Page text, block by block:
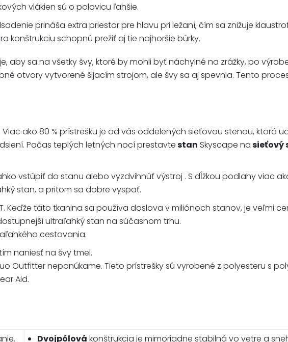
vlákien sú o polovicu ľahšie.
prináša extra priestor pre hlavu pri ležaní, čím sa znižuje
schopnú prežiť aj tie najhoršie búrky.
aby sa na všetky švy, ktoré by mohli byť náchylné na zrážky, po
otvory vytvorené šijacím strojom, ale švy sa aj spevnia. Tento
Viac ako 80 % prístrešku je od vás oddelených sieťovou stenou, ktorá
Počas teplých letných nocí prestavtestan Skyscape nasieťový
vstúpiť do stanu alebo vyzdvihnúť výstroj . S dĺžkou podlahy viac
stan, a pritom sa dobre vyspať.
Keďže táto tkanina sa používa doslova v miliónoch stanov, je veľmi
ultraľahký stan na súčasnom trhu.
cestovania.
naniesť na švy tmel.
Outfitter neponúkame. Tieto prístrešky sú vyrobené z polyesteru s
Aid.
Dvojpólová konštrukcia je mimoriadne stabilná vo vetre a